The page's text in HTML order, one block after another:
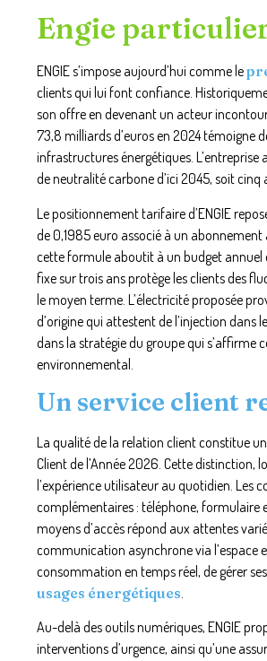
Engie
ENGIE s’impose aujourd’hui comme le
clients qui lui font confiance.
son offre en devenant un acteur
73,8 milliards d’euros en 2024 témoigne
infrastructures énergétiques.
de neutralité carbone d’ici 2045, soit
Le positionnement tarifaire d’ENGIE
de 0,1985 euro associé à un
cette formule aboutit à un budget annuel
fixe sur trois ans protège les clients des
le moyen terme. L’électricité proposée
d’origine qui attestent de l’injection dans
dans la stratégie du groupe qui s’affirme
environnemental.
Un service client
La qualité de la relation client constitue
Client de l’Année 2026. Cette distinction,
l’expérience utilisateur au quotidien. Les
complémentaires : téléphone, formulaire
moyens d’accès répond aux attentes
communication asynchrone via l’espace
consommation en temps réel, de gérer
usages énergétiques.
Au-delà des outils numériques, ENGIE
interventions d’urgence, ainsi qu’une